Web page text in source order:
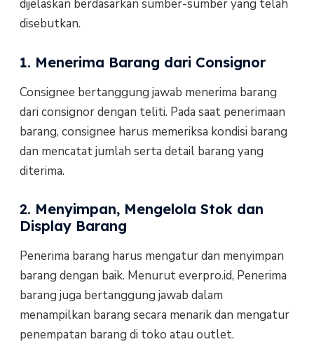
dijelaskan berdasarkan sumber-sumber yang telah
disebutkan.
1. Menerima Barang dari Consignor
Consignee bertanggung jawab menerima barang
dari consignor dengan teliti. Pada saat penerimaan
barang, consignee harus memeriksa kondisi barang
dan mencatat jumlah serta detail barang yang
diterima.
2. Menyimpan, Mengelola Stok dan
Display Barang
Penerima barang harus mengatur dan menyimpan
barang dengan baik. Menurut everpro.id, Penerima
barang juga bertanggung jawab dalam
menampilkan barang secara menarik dan mengatur
penempatan barang di toko atau outlet.